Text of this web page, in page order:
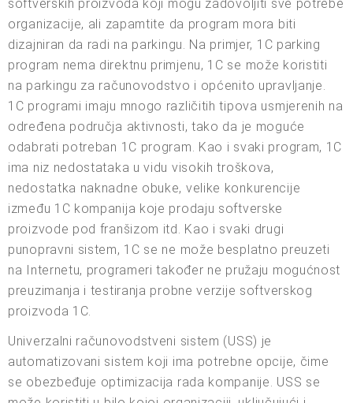
softverskih proizvoda koji mogu zadovoljiti sve potrebe
organizacije, ali zapamtite da program mora biti
dizajniran da radi na parkingu. Na primjer, 1C parking
program nema direktnu primjenu, 1C se može koristiti
na parkingu za računovodstvo i općenito upravljanje.
1C programi imaju mnogo različitih tipova usmjerenih na
određena područja aktivnosti, tako da je moguće
odabrati potreban 1C program. Kao i svaki program, 1C
ima niz nedostataka u vidu visokih troškova,
nedostatka naknadne obuke, velike konkurencije
između 1C kompanija koje prodaju softverske
proizvode pod franšizom itd. Kao i svaki drugi
punopravni sistem, 1C se ne može besplatno preuzeti
na Internetu, programeri također ne pružaju mogućnost
preuzimanja i testiranja probne verzije softverskog
proizvoda 1C.
Univerzalni računovodstveni sistem (USS) je
automatizovani sistem koji ima potrebne opcije, čime
se obezbeđuje optimizacija rada kompanije. USS se